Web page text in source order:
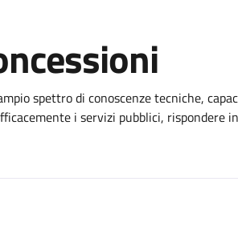
spettro di conoscenze tecniche,
i servizi pubblici, rispondere